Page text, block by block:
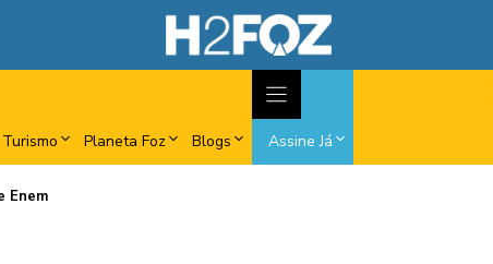
Turismo Planeta Foz Blogs Assine Já
Enem